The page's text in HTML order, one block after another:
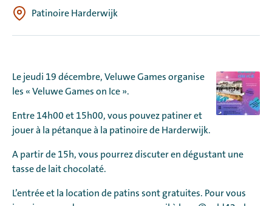
Patinoire Harderwijk
Le jeudi 19 décembre, Veluwe Games organise
les « Veluwe Games on Ice ».
Entre 14h00 et 15h00, vous pouvez patiner et
jouer à la pétanque à la patinoire de Harderwijk.
A partir de 15h, vous pourrez discuter en dégustant une
tasse de lait chocolaté.
L’entrée et la location de patins sont gratuites. Pour vous